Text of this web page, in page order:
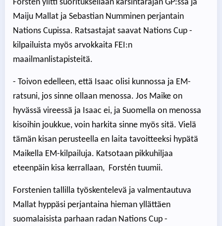
Forstén ylitti suorituksellaan karsintarajan GP:ssä ja
Maiju Mallat ja Sebastian Numminen perjantain
Nations Cupissa. Ratsastajat saavat Nations Cup -
kilpailuista myös arvokkaita FEI:n
maailmanlistapisteitä.
- Toivon edelleen, että Isaac olisi kunnossa ja EM-
ratsuni, jos sinne ollaan menossa. Jos Maike on
hyvässä vireessä ja Isaac ei, ja Suomella on menossa
kisoihin joukkue, voin harkita sinne myös sitä. Vielä
tämän kisan perusteella en laita tavoitteeksi hypätä
Maikella EM-kilpailuja. Katsotaan pikkuhiljaa
eteenpäin kisa kerrallaan, Forstén tuumii.
Forstenien tallilla työskentelevä ja valmentautuva
Mallat hyppäsi perjantaina hieman yllättäen
suomalaisista parhaan radan Nations Cup -